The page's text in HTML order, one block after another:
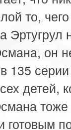
то,
Эртугрул
он
135
детей,
тоже
готовым